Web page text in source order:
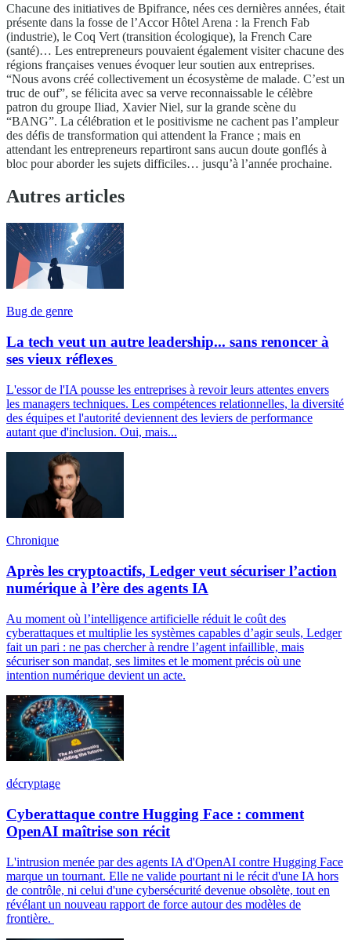
Chacune des initiatives de Bpifrance, nées ces dernières années, était
présente dans la fosse de l’Accor Hôtel Arena : la French Fab
(industrie), le Coq Vert (transition écologique), la French Care
(santé)… Les entrepreneurs pouvaient également visiter chacune des
régions françaises venues évoquer leur soutien aux entreprises.
“Nous avons créé collectivement un écosystème de malade. C’est un
truc de ouf”, se félicita avec sa verve reconnaissable le célèbre
patron du groupe Iliad, Xavier Niel, sur la grande scène du
“BANG”. La célébration et le positivisme ne cachent pas l’ampleur
des défis de transformation qui attendent la France ; mais en
attendant les entrepreneurs repartiront sans aucun doute gonflés à
bloc pour aborder les sujets difficiles… jusqu’à l’année prochaine.
Autres articles
Bug de genre
La tech veut un autre leadership... sans renoncer à
ses vieux réflexes
L'essor de l'IA pousse les entreprises à revoir leurs attentes envers
les managers techniques. Les compétences relationnelles, la diversité
des équipes et l'autorité deviennent des leviers de performance
autant que d'inclusion. Oui, mais...
Chronique
Après les cryptoactifs, Ledger veut sécuriser l’action
numérique à l’ère des agents IA
Au moment où l’intelligence artificielle réduit le coût des
cyberattaques et multiplie les systèmes capables d’agir seuls, Ledger
fait un pari : ne pas chercher à rendre l’agent infaillible, mais
sécuriser son mandat, ses limites et le moment précis où une
intention numérique devient un acte.
décryptage
Cyberattaque contre Hugging Face : comment
OpenAI maîtrise son récit
L'intrusion menée par des agents IA d'OpenAI contre Hugging Face
marque un tournant. Elle ne valide pourtant ni le récit d'une IA hors
de contrôle, ni celui d'une cybersécurité devenue obsolète, tout en
révélant un nouveau rapport de force autour des modèles de
frontière.